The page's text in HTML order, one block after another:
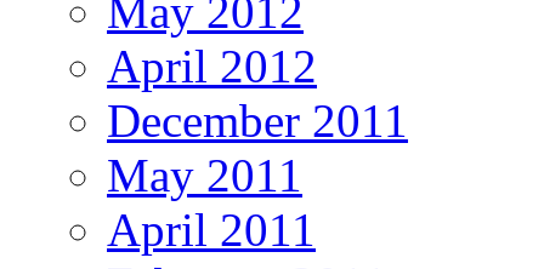
May 2012
April 2012
December 2011
May 2011
April 2011